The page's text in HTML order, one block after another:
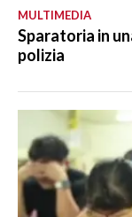
MULTIMEDIA
Sparatoria in
polizia